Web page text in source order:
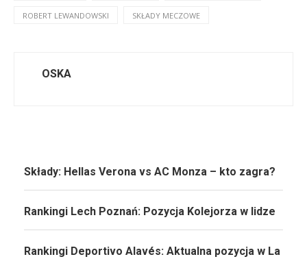
ROBERT LEWANDOWSKI SKŁADY MECZOWE
OSKA
Składy: Hellas Verona vs AC Monza – kto zagra?
Rankingi Lech Poznań: Pozycja Kolejorza w lidze
Rankingi Deportivo Alavés: Aktualna pozycja w La